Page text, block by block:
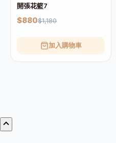
開張花籃7
$880$1,180
加入購物車